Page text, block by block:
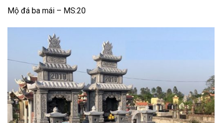
Mộ đá ba mái – MS:20